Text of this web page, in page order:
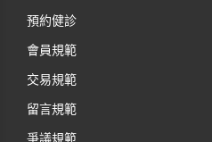
預約健診
會員規範
交易規範
留言規範
爭議規範